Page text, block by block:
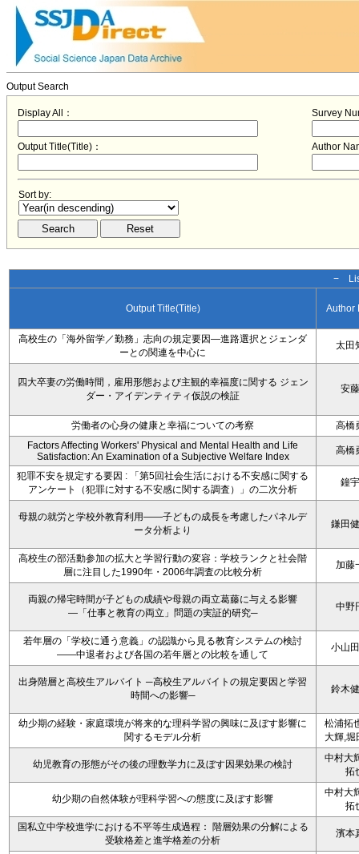
Output Search
Display All： Survey
Output Title(Title)： Author
Sort by:
−
Output Title(Title) Author
高校生の「海外留学／勤務」志向の規定要因―進路選択とジェンダ
ーとの関連を中心に
太田
四大卒妻の労働時間，雇用形態および主観的幸福度に関する ジェン
ダー・アイデンティティ仮説の検証
安
労働者の心身の健康と幸福についての考察
高橋
Factors Affecting Workers' Physical and Mental Health and Life
Satisfaction: An Examination of a Subjective Welfare Index
高橋
犯罪不安を規定する要因 : 「第5回社会生活における不安感に関する
アンケート（犯罪に対する不安感に関する調査）」の二次分析
鐘
母親の就労と学校外教育利用――子どもの成長を考慮したパネルデ
ータ分析より
鎌田
高校生の部活動参加の拡大と学習行動の変容：学校ランクと社会階
層に注目した1990年・2006年調査の比較分析
加藤
両親の帰宅時間が子どもの成績や母親の両立葛藤に与える影響
―「仕事と教育の両立」問題の実証的研究─
中野
若年層の「学校に通う意義」の認識から見る教育システムの検討
――中退者および各国の若年層との比較を通して
小山
出身階層と高校生アルバイト ─高校生アルバイトの規定要因と学習
時間への影響─
鈴木
幼少期の経験・家庭環境が将来的な理科学習の興味に及ぼす影響に
関するモデル分析
松浦拓
大輝,堀
幼児教育の形態がその後の理数学力に及ぼす因果効果の検討
中村大
拓
幼少期の自然体験が理科学習への態度に及ぼす影響
中村大
拓
国私立中学校進学における不平等生成過程： 階層効果の分解による
受験格差と進学格差の分析
濱本